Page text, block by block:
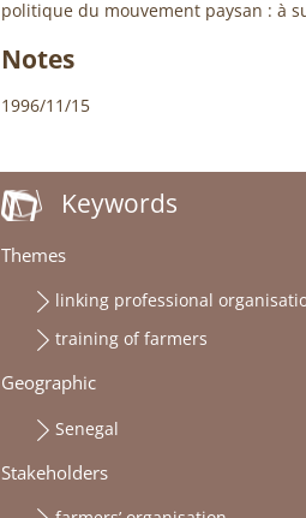
politique du mouvement paysan : à
Notes
1996/11/15
Keywords
Themes
linking professional
training of farmers
Geographic
Senegal
Stakeholders